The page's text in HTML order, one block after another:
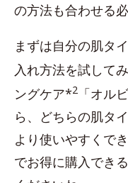
の方法も合わせる
まずは自分の肌タ
入れ方法を試して
ングケア*2 「オル
ら、どちらの肌タ
より使いやすくで
でお得に購入でき